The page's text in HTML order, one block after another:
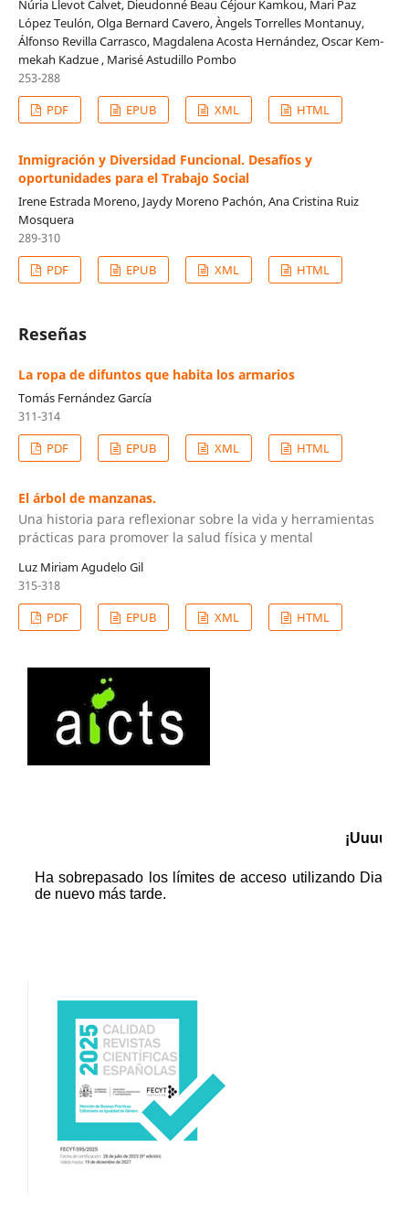
Núria Llevot Calvet, Dieudonné Beau Céjour Kamkou, Mari Paz
López Teulón, Olga Bernard Cavero, Àngels Torrelles Montanuy,
Álfonso Revilla Carrasco, Magdalena Acosta Hernández, Oscar Kem-
mekah Kadzue , Marisé Astudillo Pombo
253-288
PDF
EPUB XML HTML
Inmigración y Diversidad Funcional. Desafíos y
oportunidades para el Trabajo Social
Irene Estrada Moreno, Jaydy Moreno Pachón, Ana Cristina Ruiz
Mosquera
289-310
PDF
EPUB XML HTML
Reseñas
La ropa de difuntos que habita los armarios
Tomás Fernández García
311-314
PDF
EPUB XML HTML
El árbol de manzanas.
Una historia para reflexionar sobre la vida y herramientas
prácticas para promover la salud física y mental
Luz Miriam Agudelo Gil
315-318
PDF
EPUB XML HTML